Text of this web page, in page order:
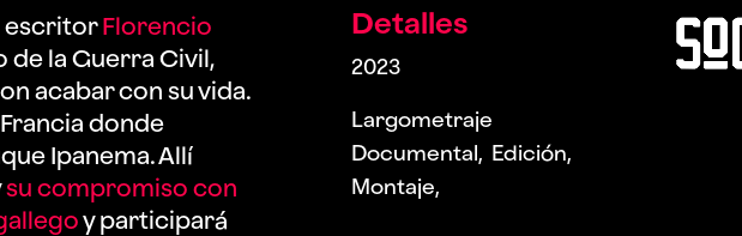
escritorFlorencio
de la Guerra Civil,
acabar con su vida.
donde
Ipanema. Allí
su compromiso con
y participará
Detalles
2023
Largometraje
Documental, Edición,
Montaje,